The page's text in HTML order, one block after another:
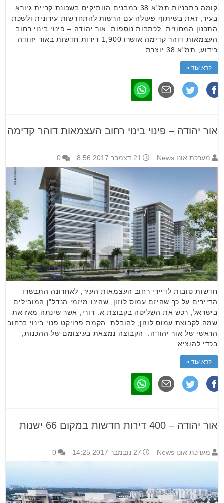
קומה בתכניות תמ"א 38 במבנים הוותיקים בשכונת קריית גיורא
בעיר, זאת בשיתוף פעולה עם הרשות להתחדשות עירונית ולשכת
התכנון המחוזית. לכתבות נוספות: אור יהודה – פינוי בינוי רחוב
העצמאות דוהר קדימה אושרו 1,900 דירות חדשות באור יהודה
כידוע, תמ"א 38 יוצרת …
קרא עוד »
אור יהודה – פינוי בינוי רחוב העצמאות דוהר קדימה
מערכת אונו News 21 דצמבר 2017 8:56 0
חדשות טובות לדיירי רחוב העצמאות העיר, לאחרונה התבשרו
הדיירים על כך שהיזם עמוס לוזון, שהינו מיזמי הנדל"ן המובילים
בישראל, רכש את השליטה בקבוצת א. דורי, אשר שינתה מאז את
שמה לקבוצת עמוס לוזון, להובלת הקמת פרויקט פנוי בינוי ברחוב
הראשי של אור יהודה. הקבוצה נמצאת בעיצומם של ההכנות,
בכדי להוציא …
קרא עוד »
אור יהודה – 400 דירות חדשות במקום 66 ישנות
מערכת אונו News 27 נובמבר 2017 14:25 0